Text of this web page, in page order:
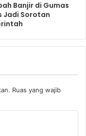
Banjir di Gumas
Jadi Sorotan
Ruas yang wajib